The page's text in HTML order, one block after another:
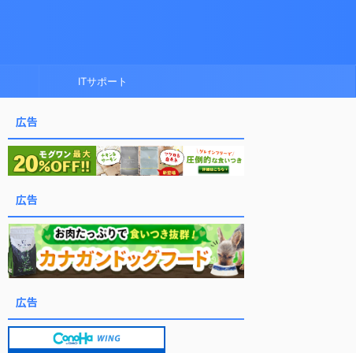
ITサポート
広告
広告
広告